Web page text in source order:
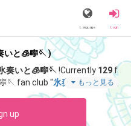
Language Login
いと🧊🎼🪡 )
奏いと🧊🎼🪡 !Currently 129f
fan club "氷奏いと🧊🎼🪡
as " いとだより🪡‎🤍7月終わ
もっと見る
up